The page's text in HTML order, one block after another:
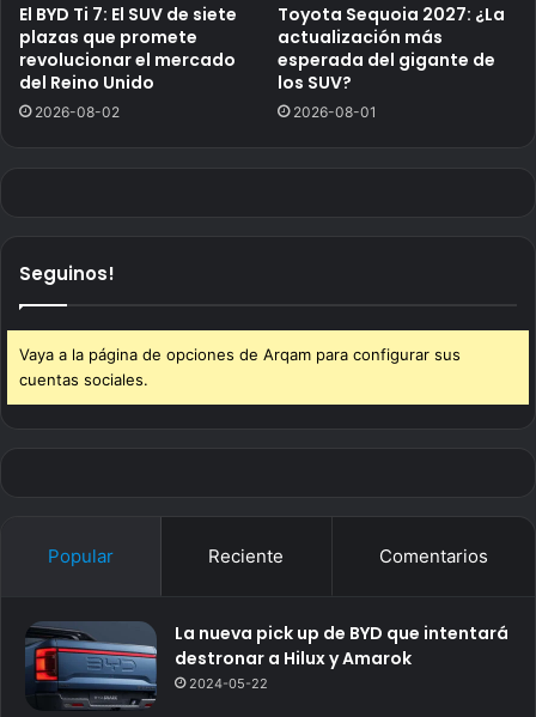
El BYD Ti 7: El SUV de siete
plazas que promete
revolucionar el mercado
del Reino Unido
2026-08-02
Toyota Sequoia 2027: ¿La
actualización más
esperada del gigante de
los SUV?
2026-08-01
Seguinos!
Vaya a la página de opciones de Arqam para configurar sus
cuentas sociales.
Popular Reciente Comentarios
La nueva pick up de BYD que intentará
destronar a Hilux y Amarok
2024-05-22